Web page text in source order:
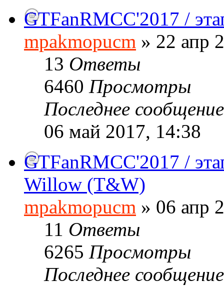
GTFanRMCC'2017 /
mpakmopucm » 22 апр
13 Ответы
6460 Просмотры
Последнее
06 май 2017, 14:38
GTFanRMCC'2017 /
Willow (T&W)
mpakmopucm » 06 апр
11 Ответы
6265 Просмотры
Последнее